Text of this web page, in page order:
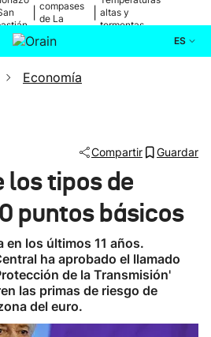
compases
de La
altas y
tormentas
ES
Actualidad
Ikusmiran
Eguraldia
Economía
Compartir Guardar
los tipos de
puntos básicos
en los últimos 11 años.
ha aprobado el llamado
de la Transmisión'
las primas de riesgo de
del euro.